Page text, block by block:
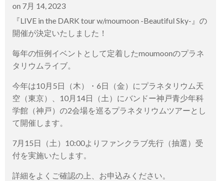
on 7月 14, 2023
『LIVE in the DARK tour w/moumoon -Beautiful Sky-』の
開催が決定いたしました！
毎年の恒例イベントとして定着したmoumoonのプラネ
タリウムライブ。
今年は10月5日（木）・6日（金）にプラネタリウム天
空（東京）、10月14日（土）にバンドー神戸青少年科
学館（神戸）の2会場を巡るプラネタリウムツアーとし
て開催します。
7月15日（土）10:00よりファンクラブ先行（抽選）受
付を実施いたします。
詳細をよくご確認の上、お申込みください。